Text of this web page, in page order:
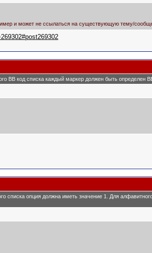
и может не ссылаться на существующую тему/
BB код списка каждый маркер должен быть определен
списка опция должна иметь значение 1. Для